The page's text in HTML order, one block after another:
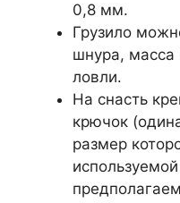
0,8 мм.
Грузило
шнура, масса
ловли.
На снасть
крючок
размер